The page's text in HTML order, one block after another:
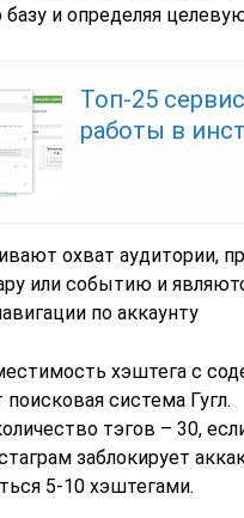
и определяя
Топ-25
работы в
охват аудитории,
или событию и
по аккаунту
хэштега с
поисковая система Гугл.
тэгов – 30,
заблокирует
5-10 хэштегами.